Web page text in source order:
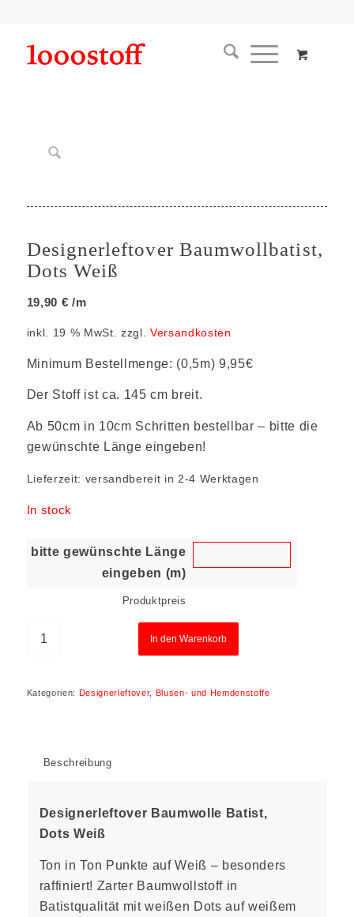
Designerleftover Baumwollbatist,
Dots Weiß
19,90 € /m
inkl. 19 % MwSt. zzgl. Versandkosten
Minimum Bestellmenge: (0,5m) 9,95€
Der Stoff ist ca. 145 cm breit.
Ab 50cm in 10cm Schritten bestellbar – bitte die
gewünschte Länge eingeben!
Lieferzeit: versandbereit in 2-4 Werktagen
In stock
bitte gewünschte Länge
eingeben (m)
Produktpreis
In den Warenkorb
Kategorien: Designerleftover, Blusen- und Hemdenstoffe
Beschreibung
Designerleftover Baumwolle Batist,
Dots Weiß
Ton in Ton Punkte auf Weiß – besonders
raffiniert! Zarter Baumwollstoff in
Batistqualität mit weißen Dots auf weißem